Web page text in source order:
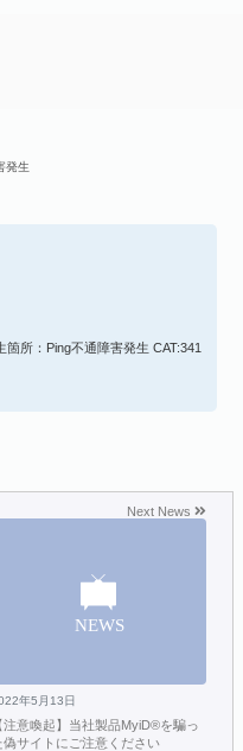
発生
所：Ping不通障害発生 CAT:341
Next News
年5月13日
注意喚起】当社製品MyiD®を騙っ
偽サイトにご注意ください